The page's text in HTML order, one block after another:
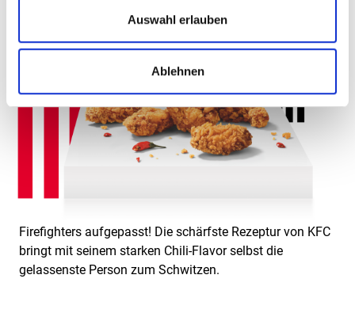
Auswahl erlauben
Ablehnen
Firefighters aufgepasst! Die schärfste Rezeptur von KFC
bringt mit seinem starken Chili-Flavor selbst die
gelassenste Person zum Schwitzen.